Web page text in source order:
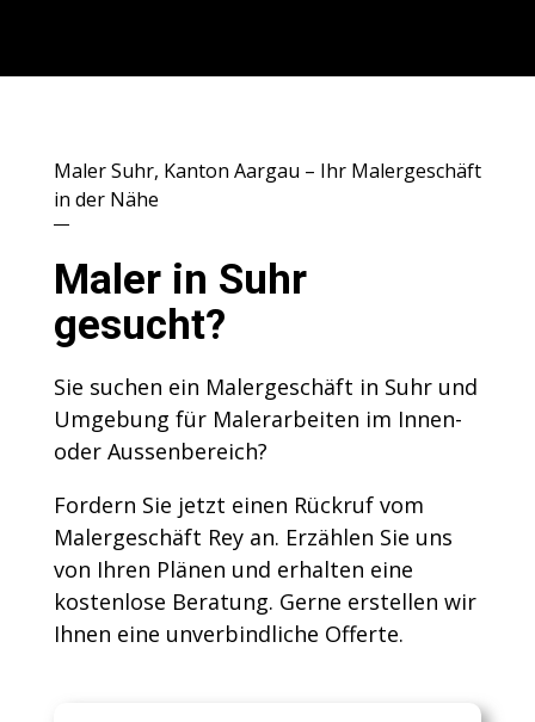
Maler Suhr, Kanton Aargau – Ihr Malergeschäft
in der Nähe
Maler in Suhr
gesucht?
Sie suchen ein Malergeschäft in Suhr und
Umgebung für Malerarbeiten im Innen-
oder Aussenbereich?
Fordern Sie jetzt einen Rückruf vom
Malergeschäft Rey an. Erzählen Sie uns
von Ihren Plänen und erhalten eine
kostenlose Beratung. Gerne erstellen wir
Ihnen eine unverbindliche Offerte.